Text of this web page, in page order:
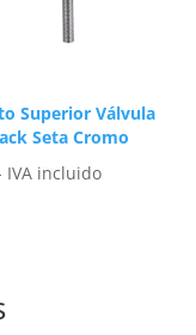
Superior Válvula
Seta Cromo
IVA incluido